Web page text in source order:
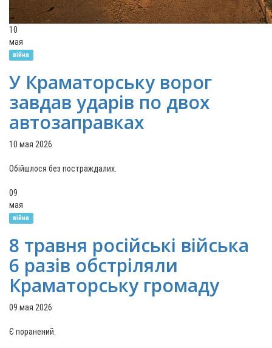
10
мая
війна
У Краматорську ворог
завдав ударів по двох
автозаправках
10 мая 2026
Обійшлося без постраждалих.
09
мая
війна
8 травня російські війська
6 разів обстріляли
Краматорську громаду
09 мая 2026
Є поранений.